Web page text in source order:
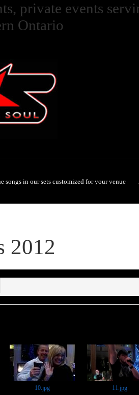
private events
Ontario
songs in our sets customized for your venue
2012
10.jpg 11.jpg